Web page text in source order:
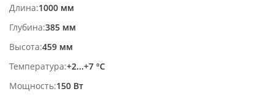
Длина 1000 мм
Глубина 385 мм
Высота 459 мм
Температура +2...+7 °С
Мощность 150 Вт